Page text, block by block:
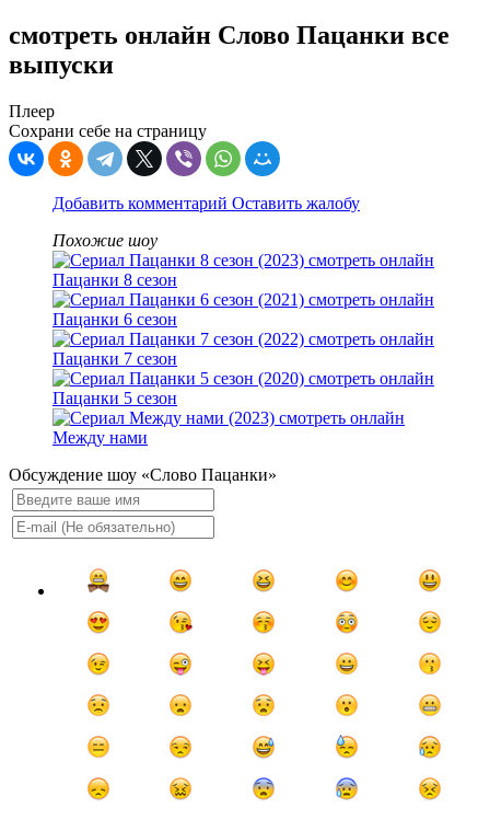
смотреть онлайн Слово Пацанки все
выпуски
Плеер
Сохрани себе на страницу
Добавить комментарий Оставить жалобу
Похожие шоу
Пацанки 8 сезон
Пацанки 6 сезон
Пацанки 7 сезон
Пацанки 5 сезон
Между нами
Обсуждение шоу «Слово Пацанки»